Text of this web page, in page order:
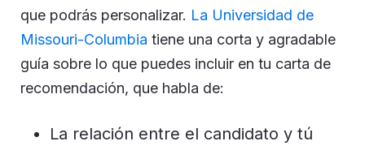
que podrás personalizar. La Universidad de
Missouri-Columbia tiene una corta y agradable
guía sobre lo que puedes incluir en tu carta de
recomendación, que habla de:
La relación entre el candidato y tú